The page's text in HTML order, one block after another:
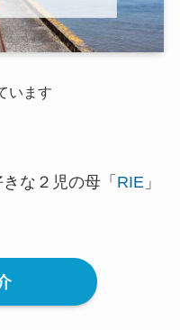
います
な２児の母「 RIE」